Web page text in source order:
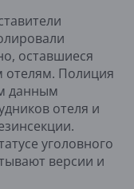
оставшиеся
отелям. Полиция
данным
отеля и
уголовного
версии и